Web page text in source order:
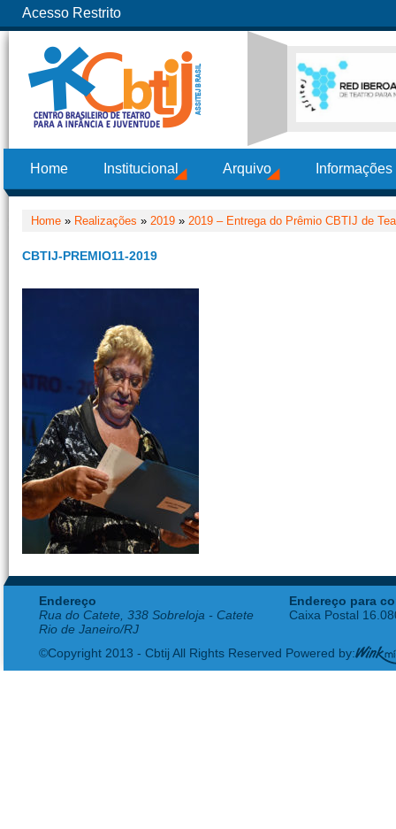
Acesso Restrito
Home Institucional Arquivo
Home » Realizações » 2019 » 2019 – Entrega do Prêmio CBTIJ de
CBTIJ-PREMIO11-2019
Endereço
Rua do Catete, 338 Sobreloja - Catete
Rio de Janeiro/RJ
Endereço para
Caixa Postal
©Copyright 2013 - Cbtij All Rights Reserved Powered by: